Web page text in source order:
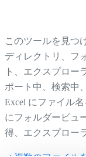
このツールを見つ
ディレクトリ、フ
ト、エクスプロー
ポート中、検索中
Excel にファイル
にフォルダービュ
得、エクスプロー